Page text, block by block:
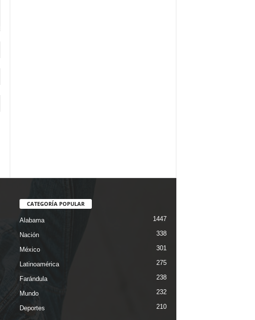
CATEGORÍA POPULAR
Alabama 1447
Nación 338
México 301
Latinoamérica 275
Farándula 238
Mundo 232
Deportes 210